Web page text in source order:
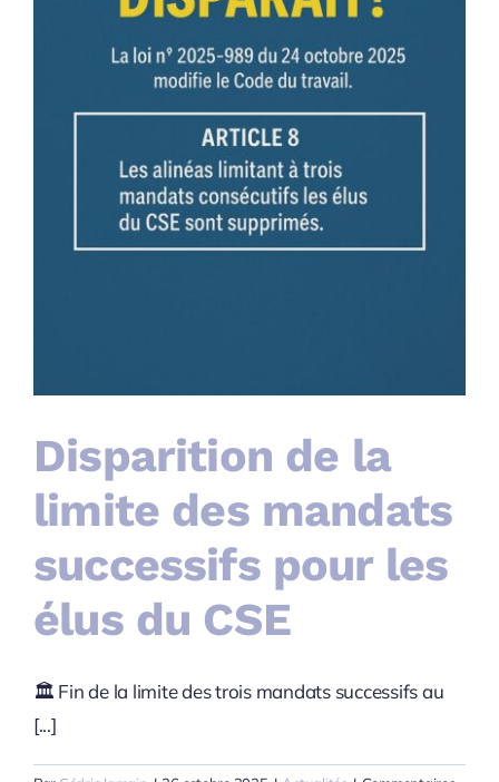
Disparition de la
limite des mandats
successifs pour les
élus du CSE
🏛️ Fin de la limite des trois mandats successifs au
[...]